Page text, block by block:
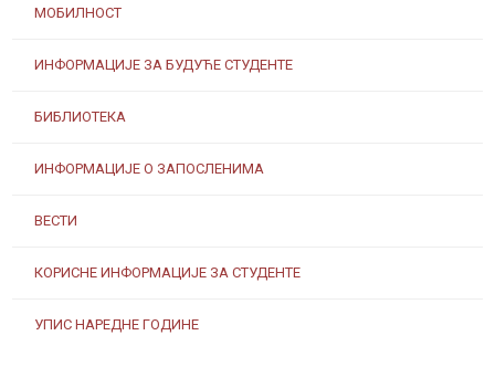
МОБИЛНОСТ
ИНФОРМАЦИЈЕ ЗА БУДУЋЕ СТУДЕНТЕ
БИБЛИОТЕКА
ИНФОРМАЦИЈЕ О ЗАПОСЛЕНИМА
ВЕСТИ
КОРИСНЕ ИНФОРМАЦИЈЕ ЗА СТУДЕНТЕ
УПИС НАРЕДНЕ ГОДИНЕ